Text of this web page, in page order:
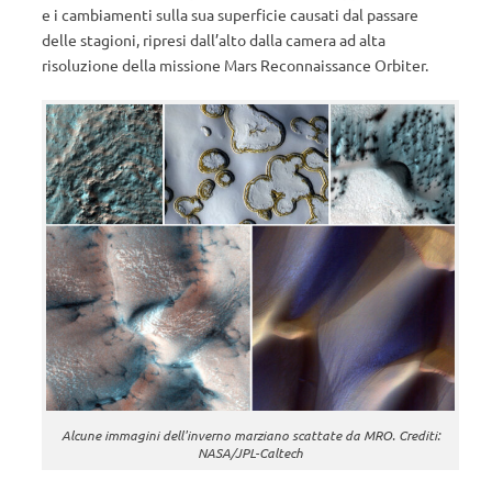
e i cambiamenti sulla sua superficie causati dal passare
delle stagioni, ripresi dall’alto dalla camera ad alta
risoluzione della missione Mars Reconnaissance Orbiter.
Alcune immagini dell'inverno marziano scattate da MRO. Crediti:
NASA/JPL-Caltech